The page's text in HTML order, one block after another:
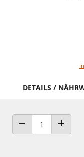
DETAILS /
ANZAHL VERRINGERN
ANZAHL